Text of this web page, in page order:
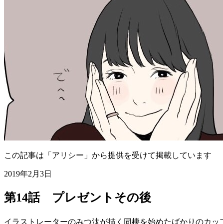
この記事は「アリシー」から提供を受けて掲載しています
2019年2月3日
第14話 プレゼントその後
イラストレーターのみつ汰が描く同棲を始めたばかりのカ